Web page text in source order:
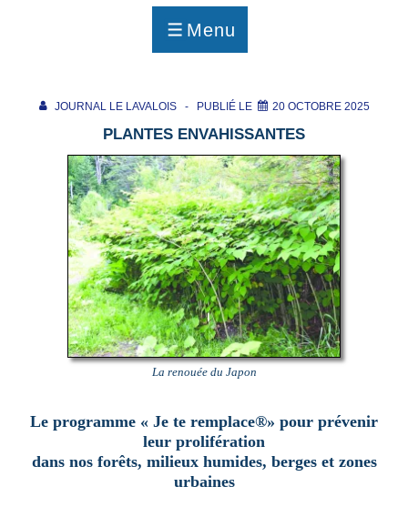
Menu
MENU
JOURNAL LE LAVALOIS PUBLIÉ LE 20 OCTOBRE 2025
PLANTES ENVAHISSANTES
La renouée du Japon
Le programme « Je te remplace®» pour prévenir
leur prolifération
dans nos forêts, milieux humides, berges et zones
urbaines